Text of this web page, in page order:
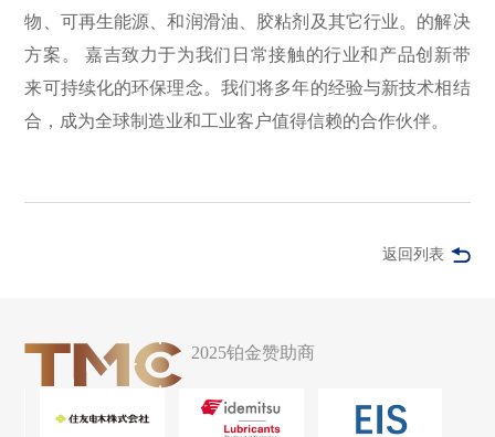
物、可再生能源、和润滑油、胶粘剂及其它行业。的解决
方案。 嘉吉致力于为我们日常接触的行业和产品创新带
来可持续化的环保理念。我们将多年的经验与新技术相结
合，成为全球制造业和工业客户值得信赖的合作伙伴。
返回列表
2025铂金赞助商